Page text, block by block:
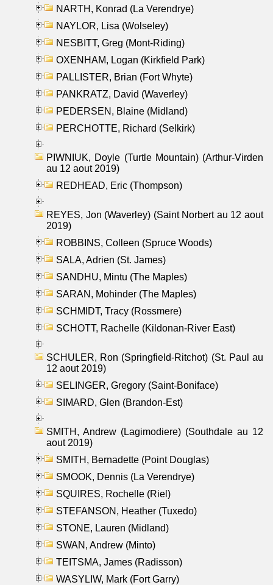
NARTH, Konrad (La Verendrye)
NAYLOR, Lisa (Wolseley)
NESBITT, Greg (Mont-Riding)
OXENHAM, Logan (Kirkfield Park)
PALLISTER, Brian (Fort Whyte)
PANKRATZ, David (Waverley)
PEDERSEN, Blaine (Midland)
PERCHOTTE, Richard (Selkirk)
PIWNIUK, Doyle (Turtle Mountain) (Arthur-Virden
au 12 aout 2019)
REDHEAD, Eric (Thompson)
REYES, Jon (Waverley) (Saint Norbert au 12 aout
2019)
ROBBINS, Colleen (Spruce Woods)
SALA, Adrien (St. James)
SANDHU, Mintu (The Maples)
SARAN, Mohinder (The Maples)
SCHMIDT, Tracy (Rossmere)
SCHOTT, Rachelle (Kildonan-River East)
SCHULER, Ron (Springfield-Ritchot) (St. Paul au
12 aout 2019)
SELINGER, Gregory (Saint-Boniface)
SIMARD, Glen (Brandon-Est)
SMITH, Andrew (Lagimodiere) (Southdale au 12
aout 2019)
SMITH, Bernadette (Point Douglas)
SMOOK, Dennis (La Verendrye)
SQUIRES, Rochelle (Riel)
STEFANSON, Heather (Tuxedo)
STONE, Lauren (Midland)
SWAN, Andrew (Minto)
TEITSMA, James (Radisson)
WASYLIW, Mark (Fort Garry)